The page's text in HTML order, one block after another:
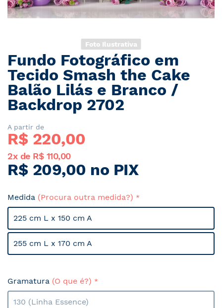
Foto Ilustrativa
Saltar
para
o
início
da
Galeria
de
imagens
Fundo Fotográfico em
Tecido Smash the Cake
Balão Lilás e Branco /
Backdrop 2702
A partir de
R$ 220,00
2x de R$ 110,00
R$ 209,00 no PIX
Medida (Procura outra medida?)
225 cm L x 150 cm A
255 cm L x 170 cm A
Gramatura (O que é?)
130 (Linha Essence)